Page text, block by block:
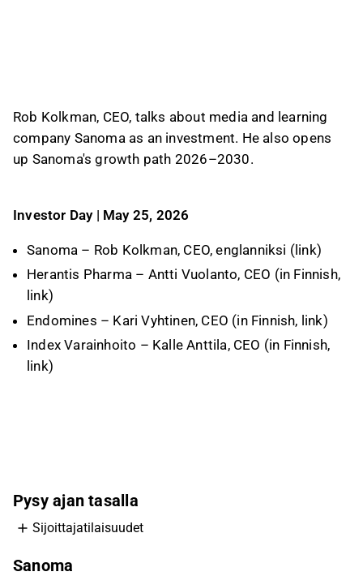
digital-only. The company sees an annualized
revenue opportunity of more than EUR 20
million from the opening of Finland’s gambling
This content is generated by AI based on a video transcript. You can
Rob Kolkman, CEO, talks about media and learning
company Sanoma as an investment. He also opens
up Sanoma's growth path 2026–2030.
Investor Day | May 25, 2026
Sanoma – Rob Kolkman, CEO, englanniksi ( link)
Herantis Pharma – Antti Vuolanto, CEO (in Finnish,
link)
Endomines – Kari Vyhtinen, CEO (in Finnish, link)
Index Varainhoito – Kalle Anttila, CEO (in Finnish,
link)
Pysy ajan tasalla
Sijoittajatilaisuudet
Sanoma